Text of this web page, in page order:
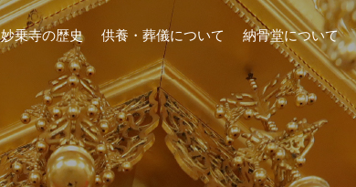
妙乗寺の歴史 供養・葬儀について 納骨堂について